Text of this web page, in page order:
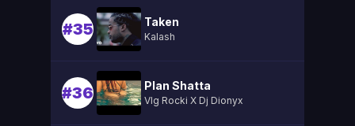
#35 Taken
Kalash
#36 Plan Shatta
Vlg Rocki X Dj Dionyx